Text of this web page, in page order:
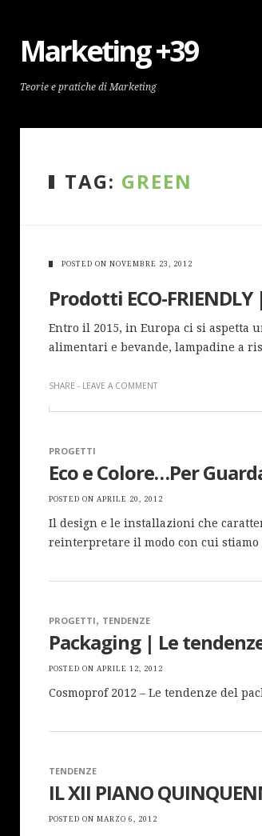
Marketing +39
Teorie e pratiche di Marketing
TAG: GREEN
POSTED ON NOVEMBRE 23, 2012
Prodotti ECO-
Entro il 2015, in Europa ci si aspetta
alimentari e bevande, lampadine a
SHARE - LEAVE A COMMENT
PROGETTI
Eco e Colore…Per
POSTED ON APRILE 20, 2012
Il design e le installazioni che
reinterpretare il modo con cui stiamo
PROGETTI, TENDENZE
Packaging | Le
POSTED ON APRILE 12, 2012
Cosmoprof 2012 – Le tendenze del
TENDENZE
IL XII PIANO
POSTED ON MARZO 6, 2012